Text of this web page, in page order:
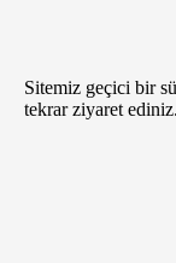
Sitemiz geçici bir
tekrar ziyaret ediniz.